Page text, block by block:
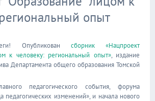
опыт
Опубликован сборник «Нацпроект
к человеку: региональный опыт», издание
Департамента общего образования Томской
педагогического события, форума
педагогических изменений», и начала нового